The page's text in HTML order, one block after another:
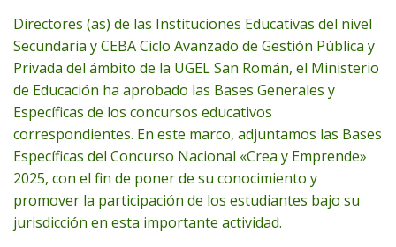
Directores (as) de las Instituciones Educativas del nivel
Secundaria y CEBA Ciclo Avanzado de Gestión Pública y
Privada del ámbito de la UGEL San Román, el Ministerio
de Educación ha aprobado las Bases Generales y
Específicas de los concursos educativos
correspondientes. En este marco, adjuntamos las Bases
Específicas del Concurso Nacional «Crea y Emprende»
2025, con el fin de poner de su conocimiento y
promover la participación de los estudiantes bajo su
jurisdicción en esta importante actividad.